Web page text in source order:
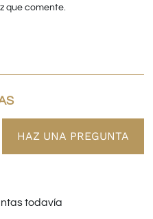
que comente.
HAZ UNA PREGUNTA
todavía